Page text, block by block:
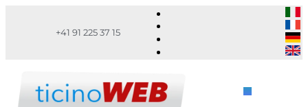
+41 91 225 37 15